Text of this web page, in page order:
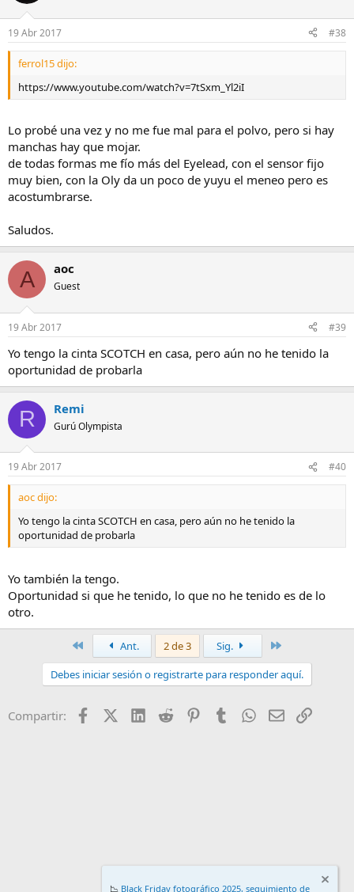
19 Abr 2017 #38
ferrol15 dijo:
https://www.youtube.com/watch?v=7tSxm_Yl2iI
Lo probé una vez y no me fue mal para el polvo, pero si hay
manchas hay que mojar.
de todas formas me fío más del Eyelead, con el sensor fijo
muy bien, con la Oly da un poco de yuyu el meneo pero es
acostumbrarse.
Saludos.
A aoc
Guest
19 Abr 2017 #39
Yo tengo la cinta SCOTCH en casa, pero aún no he tenido la
oportunidad de probarla
R Remi
Gurú Olympista
19 Abr 2017 #40
aoc dijo:
Yo tengo la cinta SCOTCH en casa, pero aún no he tenido la
oportunidad de probarla
Yo también la tengo.
Oportunidad si que he tenido, lo que no he tenido es de lo
otro.
PrimeroAnt. 2 de 3 Sig.
Debes iniciar sesión o registrarte para responder aquí.
Compartir: FacebookX (Twitter)
LinkedIn
Reddit PinterestTumblr WhatsApp
EmailEnlace
📉 Black Friday fotográfico 2025, seguimiento de